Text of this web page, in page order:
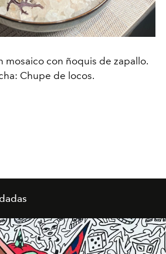
mosaico con ñoquis de zapallo.
Chupe de locos.